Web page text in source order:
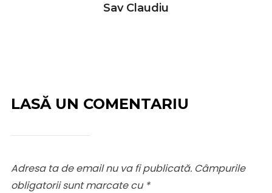
Sav Claudiu
LASĂ UN COMENTARIU
Adresa ta de email nu va fi publicată. Câmpurile
obligatorii sunt marcate cu *